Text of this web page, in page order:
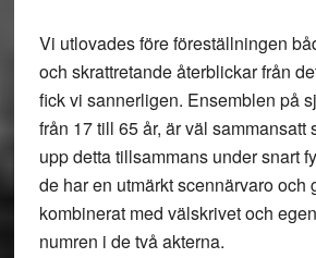
Vi utlovades före föreställningen
och skrattretande återblickar från
fick vi sannerligen. Ensemblen på
från 17 till 65 år, är väl sammansatt
upp detta tillsammans under snart
de har en utmärkt scennärvaro och
kombinerat med välskrivet och
numren i de två akterna.